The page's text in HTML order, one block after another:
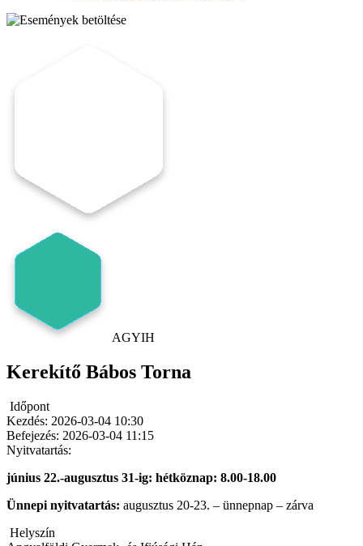
AGYIH
Kerekítő Bábos Torna
Időpont
Kezdés: 2026-03-04 10:30
Befejezés: 2026-03-04 11:15
Nyitvatartás:
június 22.-augusztus 31-ig: hétköznap: 8.00-18.00
Ünnepi nyitvatartás: augusztus 20-23. – ünnepnap – zárva
Helyszín